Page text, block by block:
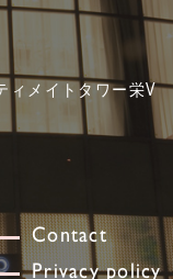
ィメイトタワー栄V
Contact
Privacy policy